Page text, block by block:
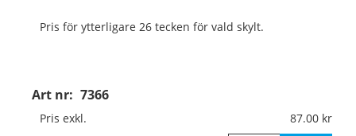
Art nr: 7366
Pris för ytterligare 26 tecken för vald skylt.
Pris exkl. 87.00